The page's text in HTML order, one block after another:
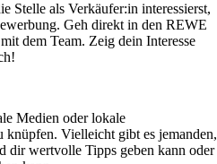
Stelle als Verkäufer:in interessierst,
Geh direkt in den REWE
dem Team. Zeig dein Interesse
Medien oder lokale
knüpfen. Vielleicht gibt es jemanden,
dir wertvolle Tipps geben kann oder